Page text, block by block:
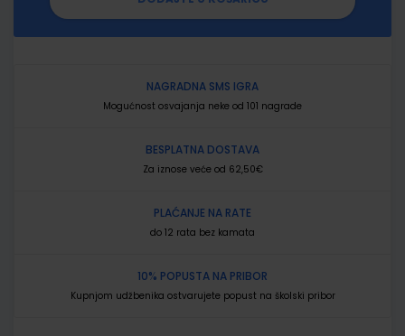
NAGRADNA SMS IGRA
Mogućnost osvajanja neke od 101 nagrade
BESPLATNA DOSTAVA
Za iznose veće od 62,50€
PLAĆANJE NA RATE
do 12 rata bez kamata
10% POPUSTA NA PRIBOR
Kupnjom udžbenika ostvarujete popust na školski pribor